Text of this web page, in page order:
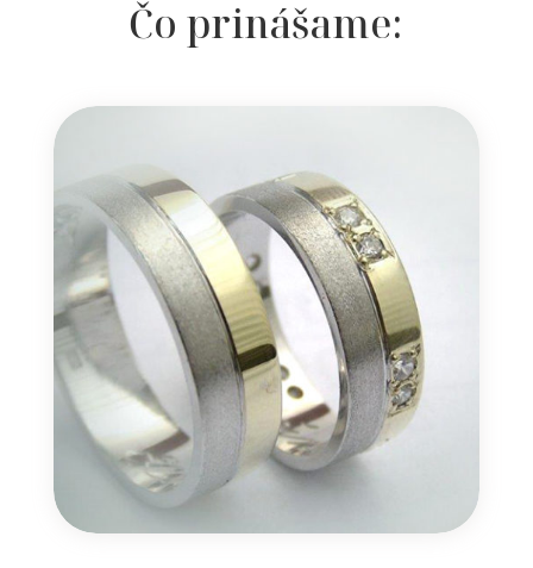
Čo prinášame: